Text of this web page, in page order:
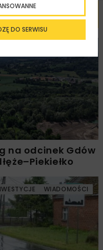
na odcinek Gdów
WIADOMOŚCI
DO SERWISU